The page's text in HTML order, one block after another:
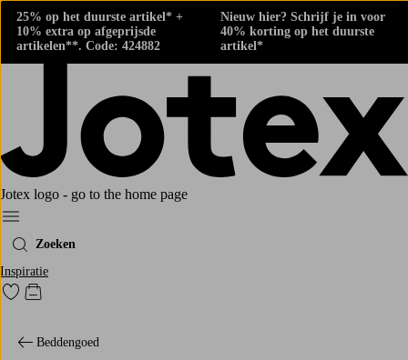
25% op het duurste artikel* +
10% extra op afgeprijsde
artikelen**. Code: 424882
Nieuw hier? Schrijf je in voor
40% korting op het duurste
artikel*
Jotex logo - go to the home page
Menu
Zoeken
Inspiratie
Ga naar favoriet gemarkeerde producten
Go to checkout
Beddengoed